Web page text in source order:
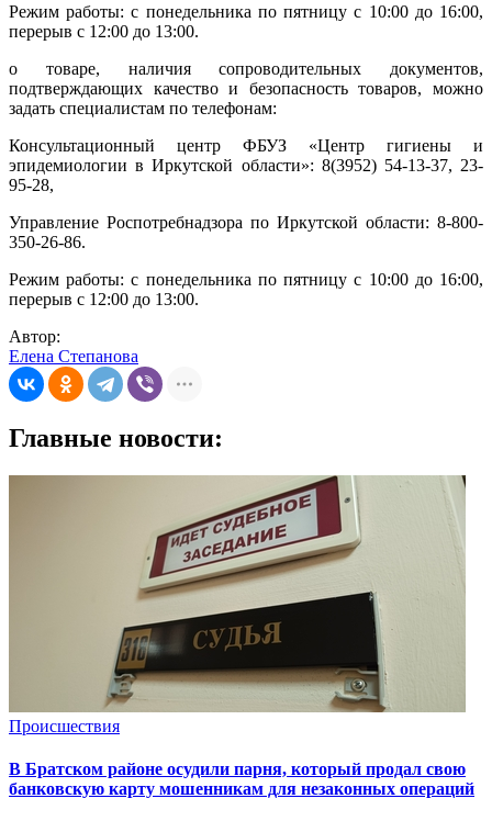
Режим работы: с понедельника по пятницу с 10:00 до 16:00,
перерыв с 12:00 до 13:00.
о товаре, наличия сопроводительных документов,
подтверждающих качество и безопасность товаров, можно
задать специалистам по телефонам:
Консультационный центр ФБУЗ «Центр гигиены и
эпидемиологии в Иркутской области»: 8(3952) 54-13-37, 23-
95-28,
Управление Роспотребнадзора по Иркутской области: 8-800-
350-26-86.
Режим работы: с понедельника по пятницу с 10:00 до 16:00,
перерыв с 12:00 до 13:00.
Автор:
Елена Степанова
Главные новости:
Происшествия
В Братском районе осудили парня, который продал свою
банковскую карту мошенникам для незаконных операций